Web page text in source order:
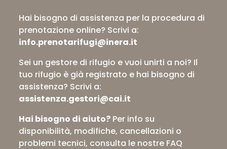
Hai bisogno di assistenza per la procedura di
prenotazione online? Scrivi a:
info.prenotarifugi@inera.it
Sei un gestore di rifugio e vuoi unirti a noi? Il
tuo rifugio è già registrato e hai bisogno di
assistenza? Scrivi a:
assistenza.gestori@cai.it
Hai bisogno di aiuto? Per info su
disponibilità, modifiche, cancellazioni o
problemi tecnici, consulta le nostre FAQ